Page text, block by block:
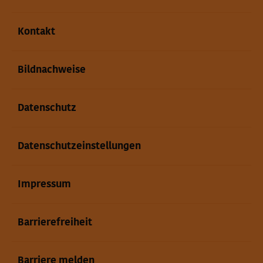
Kontakt
Bildnachweise
Datenschutz
Datenschutzeinstellungen
Impressum
Barrierefreiheit
Barriere melden